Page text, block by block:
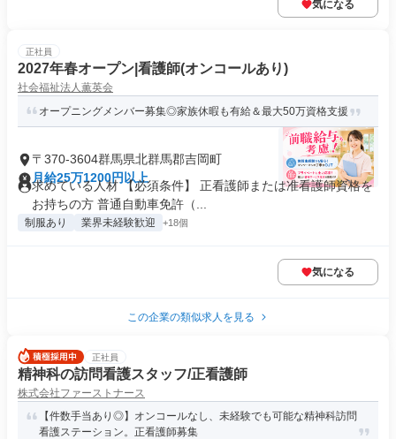
気になる
正社員
2027年春オープン|看護師(オンコールあり)
社会福祉法人薫英会
オープニングメンバー募集◎家族休暇も有給＆最大50万資格支援
〒370-3604群馬県北群馬郡吉岡町
月給25万1200円以上
求めている人材 【必須条件】 正看護師または准看護師資格を
お持ちの方 普通自動車免許（...
制服あり 業界未経験歓迎 +18個
気になる
この企業の類似求人を見る
正社員
精神科の訪問看護スタッフ/正看護師
株式会社ファーストナース
【件数手当あり◎】オンコールなし、未経験でも可能な精神科訪問
看護ステーション。正看護師募集